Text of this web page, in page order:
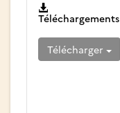
Téléchargements
Télécharger